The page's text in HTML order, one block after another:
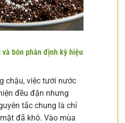
bón phân định kỳ hiệu
chậu, việc tưới nước
đều đặn nhưng
tắc chung là chỉ
đã khô. Vào mùa